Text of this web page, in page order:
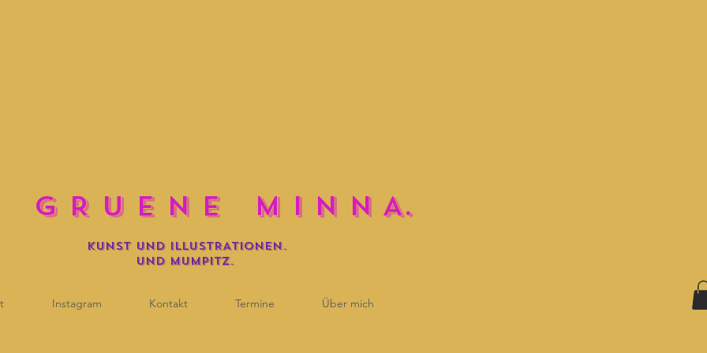
G R U E N E M I N N A.
KUNST UND iLLUSTRATIONEN.
und mumpitz.
Instagram Kontakt Termine Über mich